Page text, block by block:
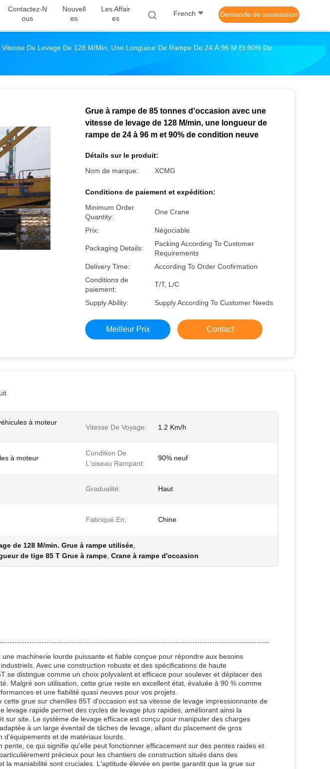
Contactez-N
Ous
Nouvell
Es
Les Affair
Es
French Demande de soumission
De Levage De 128 M/min, Une Longueur De Rampe De 24 À 96 M Et 90% De
Grue à rampe de 85 tonnes d'occasion avec une
vitesse de levage de 128 M/min, une longueur de
rampe de 24 à 96 m et 90% de condition neuve
Détails sur le produit:
Nom de marque:
XCMG
Conditions de paiement et expédition:
Minimum Order
Quantity:
One Crane
Prix: Négociable
Packaging Details:
Packing According To Customer
Requirements
Delivery Time:
According To Order Confirmation
Conditions de
paiement:
T/T, L/C
Supply Ability: Supply According To Customer Needs
Meilleur Prix Contact
à moteur
Vitesse De Voyage: 1.2 Km/h
à moteur
Condition De
L'oiseau Rampant:
90% neuf
Gradualité: Haut
Fabriqué En: Chine
de 128 M/min. Grue à rampe utilisée
de tige 85 T Grue à rampe Crane à rampe d'occasion
machinerie lourde puissante et fiable conçue pour répondre aux besoins
Avec une construction robuste et des spécifications de haute
se distingue comme un choix polyvalent et efficace pour soulever et déplacer des
Malgré son utilisation, cette grue reste en excellent état, évaluée à 90 % comme
et une fiabilité quasi neuves pour vos projets.
grue sur chenilles 85T d'occasion est sa vitesse de levage impressionnante de
levage rapide permet des cycles de levage plus rapides, améliorant ainsi la
sur site. Le système de levage efficace est conçu pour manipuler des charges
à un large éventail de tâches de levage, allant du placement de gros
et de matériaux lourds.
pente, ce qui signifie qu'elle peut fonctionner efficacement sur des pentes raides et
précieux pour les chantiers de construction situés dans des
la maniabilité sont cruciales. L'aptitude élevée en pente garantit que la grue sur